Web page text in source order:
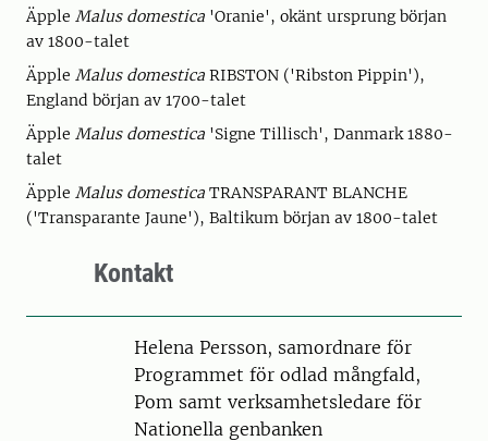
Äpple Malus domestica 'Oranie', okänt ursprung början
av 1800-talet
Äpple Malus domestica RIBSTON ('Ribston Pippin'),
England början av 1700-talet
Äpple Malus domestica 'Signe Tillisch', Danmark 1880-
talet
Äpple Malus domestica TRANSPARANT BLANCHE
('Transparante Jaune'), Baltikum början av 1800-talet
Kontakt
PersonHelena Persson, samordnare för
Programmet för odlad mångfald,
Pom samt verksamhetsledare för
Nationella genbanken